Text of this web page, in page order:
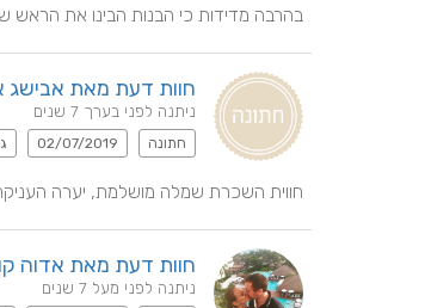
בהרבה מדידות כי הבנות הבינו את הראש
חוות דעת מאת אבישג
ניתנה לפני בערך 7 שנים
חתונה 02/07/2019
חווית השכרת שמלה מושלמת, יערה
חוות דעת מאת אדוה
ניתנה לפני מעל 7 שנים